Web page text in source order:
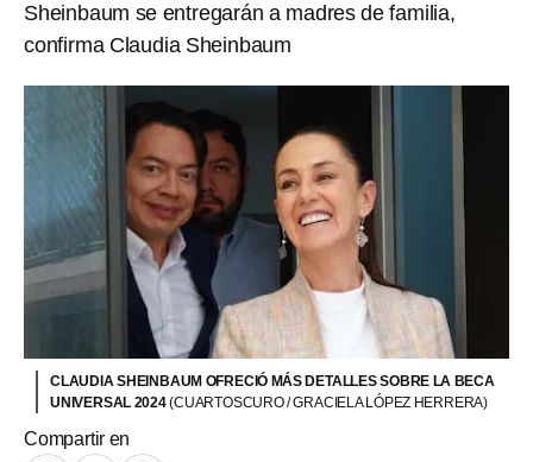
Sheinbaum se entregarán a madres de familia,
confirma Claudia Sheinbaum
CLAUDIA SHEINBAUM OFRECIÓ MÁS DETALLES SOBRE LA BECA
UNIVERSAL 2024(CUARTOSCURO / GRACIELA LÓPEZ HERRERA)
Compartir en